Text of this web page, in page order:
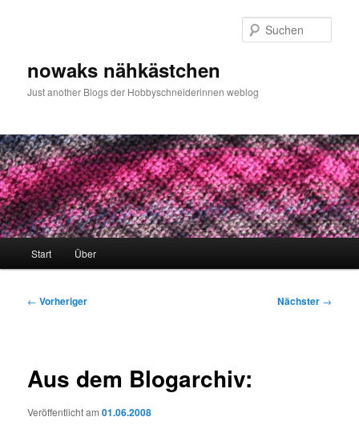
nowaks nähkästchen
Just another Blogs der Hobbyschneiderinnen weblog
Start Über
Beitragsnavigation
← Vorheriger Nächster →
Aus dem Blogarchiv:
Veröffentlicht am01.06.2008